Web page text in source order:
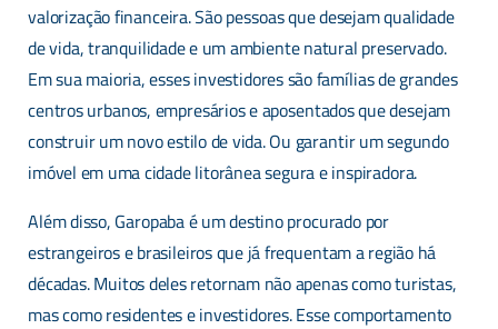
valorização financeira. São pessoas que desejam qualidade
de vida, tranquilidade e um ambiente natural preservado.
Em sua maioria, esses investidores são famílias de grandes
centros urbanos, empresários e aposentados que desejam
construir um novo estilo de vida. Ou garantir um segundo
imóvel em uma cidade litorânea segura e inspiradora.
Além disso, Garopaba é um destino procurado por
estrangeiros e brasileiros que já frequentam a região há
décadas. Muitos deles retornam não apenas como turistas,
mas como residentes e investidores. Esse comportamento